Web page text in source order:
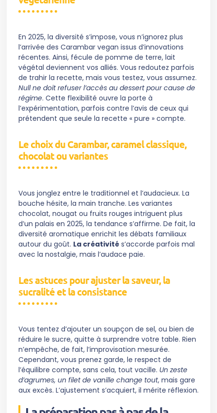
En 2025, la diversité s’impose, vous n’ignorez plus
l’arrivée des Carambar vegan issus d’innovations
récentes. Ainsi, fécule de pomme de terre, lait
végétal deviennent vos alliés. Vous redoutez parfois
de trahir la recette, mais vous testez, vous assumez.
Null ne doit refuser l’accès au dessert pour cause de
régime. Cette flexibilité ouvre la porte à
l’expérimentation, parfois contre l’avis de ceux qui
prétendent que seule la recette « pure » compte.
Le choix du Carambar, caramel classique,
chocolat ou variantes
Vous jonglez entre le traditionnel et l’audacieux. La
bouche hésite, la main tranche. Les variantes
chocolat, nougat ou fruits rouges intriguent plus
d’un palais en 2025, la tendance s’affirme. De fait, la
diversité aromatique enrichit les débats familiaux
autour du goût. La créativité s’accorde parfois mal
avec la nostalgie, mais l’audace paie.
Les astuces pour ajuster la saveur, la
sucralité et la consistance
Vous tentez d’ajouter un soupçon de sel, ou bien de
réduire le sucre, quitte à surprendre votre table. Rien
n’empêche, de fait, l’improvisation mesurée.
Cependant, vous prenez garde, le respect de
l’équilibre compte, sans cela, tout vacille. Un zeste
d’agrumes, un filet de vanille change tout, mais gare
aux excès. L’ajustement s’acquiert, il mérite réflexion.